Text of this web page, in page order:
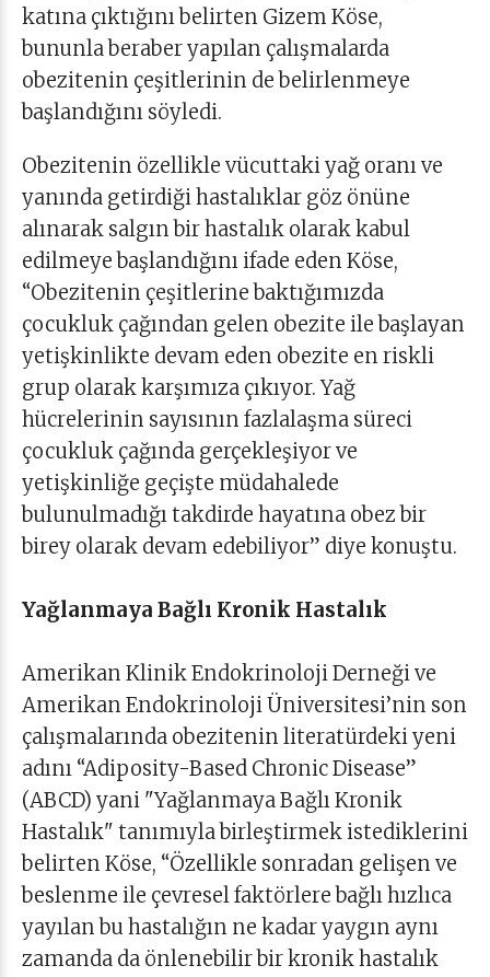
katına çıktığını belirten Gizem Köse,
bununla beraber yapılan çalışmalarda
obezitenin çeşitlerinin de belirlenmeye
başlandığını söyledi.
Obezitenin özellikle vücuttaki yağ oranı ve
yanında getirdiği hastalıklar göz önüne
alınarak salgın bir hastalık olarak kabul
edilmeye başlandığını ifade eden Köse,
“Obezitenin çeşitlerine baktığımızda
çocukluk çağından gelen obezite ile başlayan
yetişkinlikte devam eden obezite en riskli
grup olarak karşımıza çıkıyor. Yağ
hücrelerinin sayısının fazlalaşma süreci
çocukluk çağında gerçekleşiyor ve
yetişkinliğe geçişte müdahalede
bulunulmadığı takdirde hayatına obez bir
birey olarak devam edebiliyor” diye konuştu.
Yağlanmaya Bağlı Kronik Hastalık
Amerikan Klinik Endokrinoloji Derneği ve
Amerikan Endokrinoloji Üniversitesi’nin son
çalışmalarında obezitenin literatürdeki yeni
adını “Adiposity-Based Chronic Disease”
(ABCD) yani "Yağlanmaya Bağlı Kronik
Hastalık" tanımıyla birleştirmek istediklerini
belirten Köse, “Özellikle sonradan gelişen ve
beslenme ile çevresel faktörlere bağlı hızlıca
yayılan bu hastalığın ne kadar yaygın aynı
zamanda da önlenebilir bir kronik hastalık